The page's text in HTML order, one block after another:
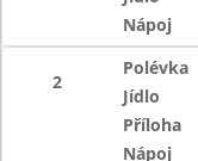
Nápoj
2
Polévka
Jídlo
Příloha
Nápoj